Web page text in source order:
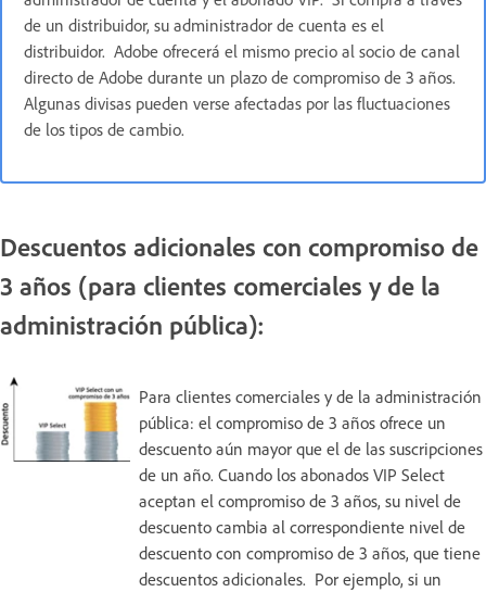
de un distribuidor, su administrador de cuenta es el
distribuidor. Adobe ofrecerá el mismo precio al socio de canal
directo de Adobe durante un plazo de compromiso de 3 años.
Algunas divisas pueden verse afectadas por las fluctuaciones
de los tipos de cambio.
Descuentos adicionales con compromiso de
3 años (para clientes comerciales y de la
administración pública):
Para clientes comerciales y de la administración
pública: el compromiso de 3 años ofrece un
descuento aún mayor que el de las suscripciones
de un año. Cuando los abonados VIP Select
aceptan el compromiso de 3 años, su nivel de
descuento cambia al correspondiente nivel de
descuento con compromiso de 3 años, que tiene
descuentos adicionales. Por ejemplo, si un